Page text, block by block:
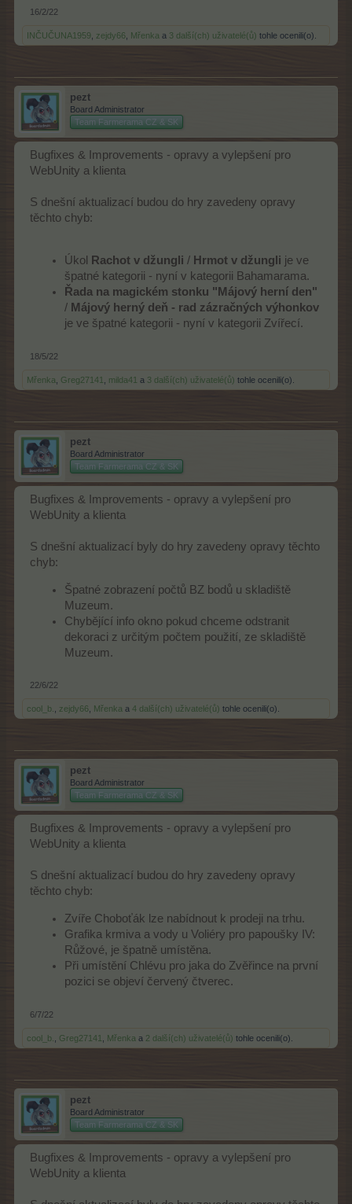
16/2/22
INČUČUNA1959 zejdy66 Mřenka a 3 další(ch) uživatelé(ů) tohle ocenili(o).
pezt
Board Administrator
Team Farmerama CZ & SK
Bugfixes & Improvements - opravy a vylepšení pro
WebUnity a klienta
S dnešní aktualizací budou do hry zavedeny opravy
těchto chyb:
Úkol Rachot v džungli / Hrmot v džungli je ve
špatné kategorii - nyní v kategorii Bahamarama.
Řada na magickém stonku "Májový herní den"
/ Májový herný deň - rad zázračných výhonkov
je ve špatné kategorii - nyní v kategorii Zvířecí.
18/5/22
Mřenka Greg27141 milda41 a 3 další(ch) uživatelé(ů) tohle ocenili(o).
pezt
Board Administrator
Team Farmerama CZ & SK
Bugfixes & Improvements - opravy a vylepšení pro
WebUnity a klienta
S dnešní aktualizací byly do hry zavedeny opravy těchto
chyb:
Špatné zobrazení počtů BZ bodů u skladiště
Muzeum.
Chybějící info okno pokud chceme odstranit
dekoraci z určitým počtem použití, ze skladiště
Muzeum.
22/6/22
cool_b. zejdy66 Mřenka a 4 další(ch) uživatelé(ů) tohle ocenili(o).
pezt
Board Administrator
Team Farmerama CZ & SK
Bugfixes & Improvements - opravy a vylepšení pro
WebUnity a klienta
S dnešní aktualizací budou do hry zavedeny opravy
těchto chyb:
Zvíře Choboťák lze nabídnout k prodeji na trhu.
Grafika krmiva a vody u Voliéry pro papoušky IV:
Růžové, je špatně umístěna.
Při umístění Chlévu pro jaka do Zvěřince na první
pozici se objeví červený čtverec.
6/7/22
cool_b. Greg27141 Mřenka a 2 další(ch) uživatelé(ů) tohle ocenili(o).
pezt
Board Administrator
Team Farmerama CZ & SK
Bugfixes & Improvements - opravy a vylepšení pro
WebUnity a klienta